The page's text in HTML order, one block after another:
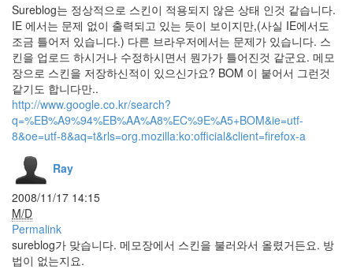
Sureblog는 정상적으로 스킨이 적용되지 않은 상태 인것 같습니다.
IE 에서는 문제 없이 출력되고 있는 듯이 보이지만,(사실 IE에서도
조금 틀어저 있습니다.) 다른 브라우저에서는 문제가 있습니다. 스
킨을 업로드 하시거나 수정하시면서 뭔가가 틀어진것 같군요. 메모
장으로 스킨을 저장하신적이 있으신가요? BOM 이 붙어서 그런것
같기도 합니다만..
http://www.google.co.kr/search?
q=%EB%A9%94%EB%AA%A8%EC%9E%A5+BOM&ie=utf-
8&oe=utf-8&aq=t&rls=org.mozilla:ko:official&client=firefox-a
Ray
2008/11/17 14:15
M/D
Permalink
sureblog가 맞습니다. 메모장에서 스킨을 불러와서 올렸거든요. 방
법이 없는지요.
레
이
션
Category
Splash
애
플
soul
Peter
Bjorn
And
John
아
프